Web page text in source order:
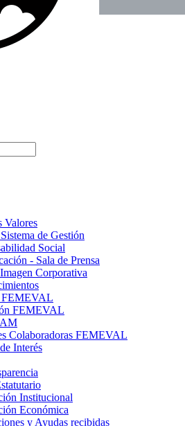
Valores
de Gestión
Social
- Sala de Prensa
Corporativa
FEMEVAL
FEMEVAL
Colaboradoras FEMEVAL
Interés
Institucional
Económica
y Ayudas recibidas